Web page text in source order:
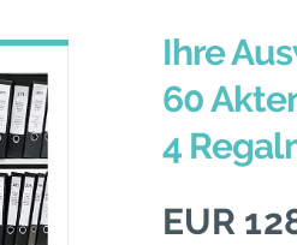
Ihre
60
4
EUR